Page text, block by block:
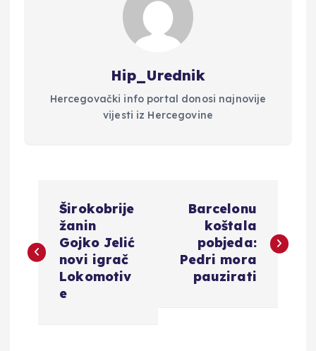
Hip_Urednik
Hercegovački info portal donosi najnovije
vijesti iz Hercegovine
v
Širokobrije
žanin
Gojko Jelić
novi igrač
Lokomotiv
e
Barcelonu
koštala
pobjeda:
Pedri mora
pauzirati